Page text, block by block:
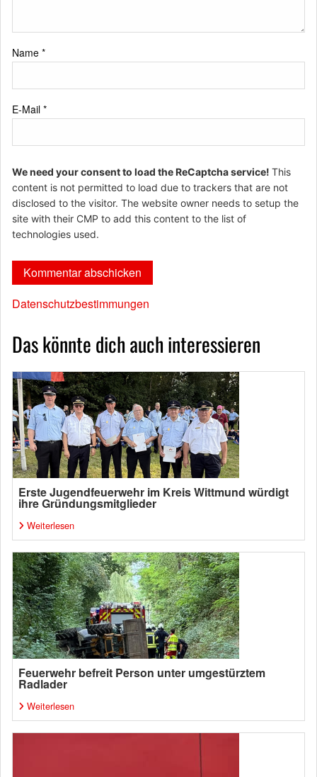
Name *
E-Mail *
We need your consent to load the ReCaptcha service! This
content is not permitted to load due to trackers that are not
disclosed to the visitor. The website owner needs to setup the
site with their CMP to add this content to the list of
technologies used.
Datenschutzbestimmungen
Das könnte dich auch interessieren
Erste Jugendfeuerwehr im Kreis Wittmund würdigt
ihre Gründungsmitglieder
Weiterlesen
Feuerwehr befreit Person unter umgestürztem
Radlader
Weiterlesen